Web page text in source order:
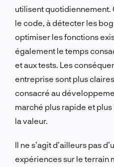
utilisent quotidiennement.
le code, à détecter les
optimiser les fonctions
également le temps
et aux tests. Les
entreprise sont plus
consacré au
marché plus rapide et
la valeur.
Il ne s’agit d’ailleurs pas
expériences sur le terrain